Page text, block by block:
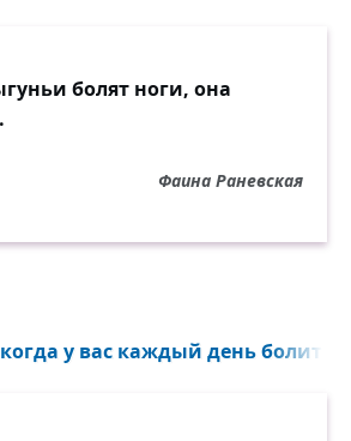
болят ноги, она
Фаина Раневская
у вас каждый день болит в